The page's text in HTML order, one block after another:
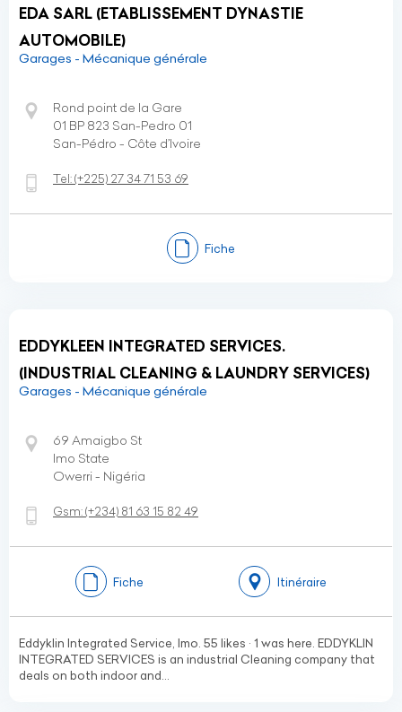
EDA SARL (ETABLISSEMENT DYNASTIE
AUTOMOBILE)
Garages - Mécanique générale
Rond point de la Gare
01 BP 823 San-Pedro 01
San-Pédro - Côte d’Ivoire
Tel:(+225) 27 34 71 53 69
Fiche
EDDYKLEEN INTEGRATED SERVICES.
(INDUSTRIAL CLEANING & LAUNDRY SERVICES)
Garages - Mécanique générale
69 Amaigbo St
Imo State
Owerri - Nigéria
Gsm:(+234) 81 63 15 82 49
Fiche Itinéraire
Eddyklin Integrated Service, Imo. 55 likes · 1 was here. EDDYKLIN
INTEGRATED SERVICES is an industrial Cleaning company that
deals on both indoor and...